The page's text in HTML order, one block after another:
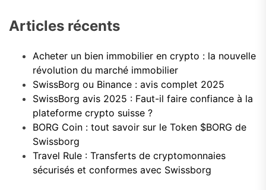
Articles récents
Acheter un bien immobilier en crypto : la nouvelle
révolution du marché immobilier
SwissBorg ou Binance : avis complet 2025
SwissBorg avis 2025 : Faut-il faire confiance à la
plateforme crypto suisse ?
BORG Coin : tout savoir sur le Token $BORG de
Swissborg
Travel Rule : Transferts de cryptomonnaies
sécurisés et conformes avec Swissborg